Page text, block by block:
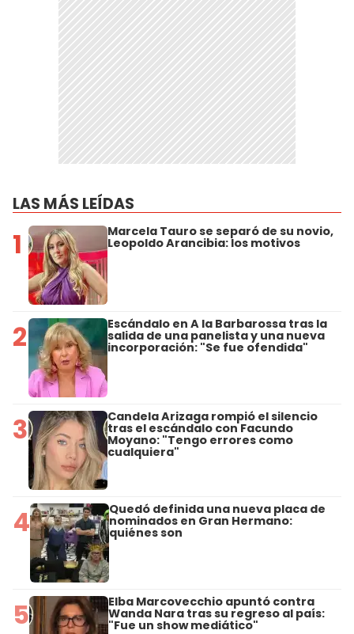
LAS MÁS LEÍDAS
1 Marcela Tauro se separó de su novio,
Leopoldo Arancibia: los motivos
2 Escándalo en A la Barbarossa tras la
salida de una panelista y una nueva
incorporación: "Se fue ofendida"
3 Candela Arizaga rompió el silencio
tras el escándalo con Facundo
Moyano: "Tengo errores como
cualquiera"
4 Quedó definida una nueva placa de
nominados en Gran Hermano:
quiénes son
5 Elba Marcovecchio apuntó contra
Wanda Nara tras su regreso al país:
"Fue un show mediático"